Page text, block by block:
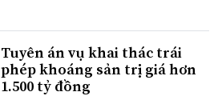
Tuyên án vụ khai thác trái
phép khoáng sản trị giá hơn
1.500 tỷ đồng